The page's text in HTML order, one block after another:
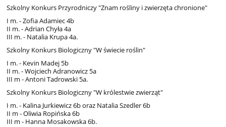
Szkolny Konkurs Przyrodniczy "Znam rośliny i zwierzęta chronione"
I m. - Zofia Adamiec 4b
II m. - Adrian Chyła 4a
III m. - Natalia Krupa 4a.
Szkolny Konkurs Biologiczny "W świecie roślin"
I m. - Kevin Madej 5b
II m. - Wojciech Adranowicz 5a
III m - Antoni Tadrowski 5a.
Szkolny Konkurs Biologiczny "W królestwie zwierząt"
I m. - Kalina Jurkiewicz 6b oraz Natalia Szedler 6b
II m - Oliwia Ropińska 6b
III m - Hanna Mosakowska 6b.